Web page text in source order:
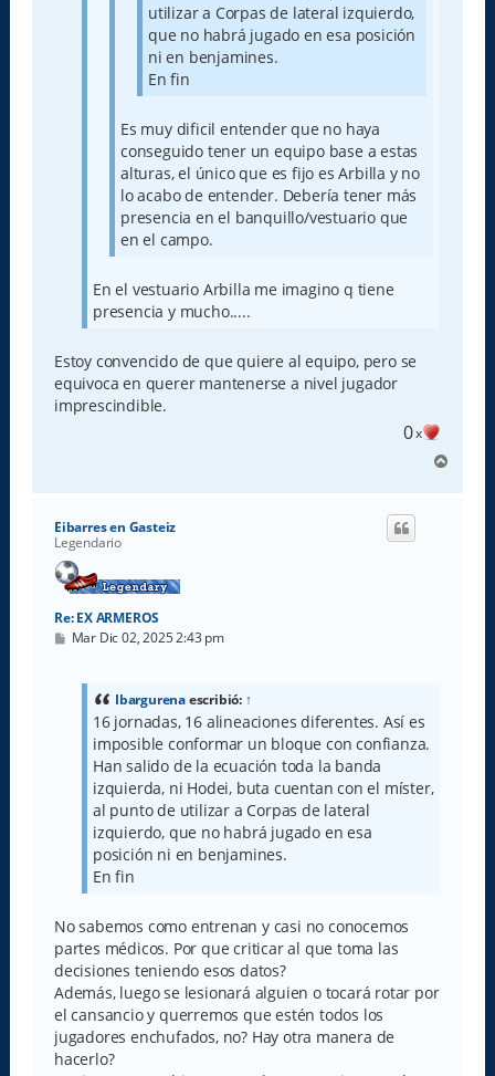
utilizar a Corpas de lateral izquierdo,
que no habrá jugado en esa posición
ni en benjamines.
En fin
Es muy dificil entender que no haya
conseguido tener un equipo base a estas
alturas, el único que es fijo es Arbilla y no
lo acabo de entender. Debería tener más
presencia en el banquillo/vestuario que
en el campo.
En el vestuario Arbilla me imagino q tiene
presencia y mucho.....
Estoy convencido de que quiere al equipo, pero se
equivoca en querer mantenerse a nivel jugador
imprescindible.
0x
r
Eibarres en Gasteiz
Legendario
Re: EX ARMEROS
M
Mar Dic 02, 2025 2:43 pm
Ibargurenaescribió: ↑
16 jornadas, 16 alineaciones diferentes. Así es
imposible conformar un bloque con confianza.
Han salido de la ecuación toda la banda
izquierda, ni Hodei, buta cuentan con el míster,
al punto de utilizar a Corpas de lateral
izquierdo, que no habrá jugado en esa
posición ni en benjamines.
En fin
No sabemos como entrenan y casi no conocemos
partes médicos. Por que criticar al que toma las
decisiones teniendo esos datos?
Además, luego se lesionará alguien o tocará rotar por
el cansancio y querremos que estén todos los
jugadores enchufados, no? Hay otra manera de
hacerlo?